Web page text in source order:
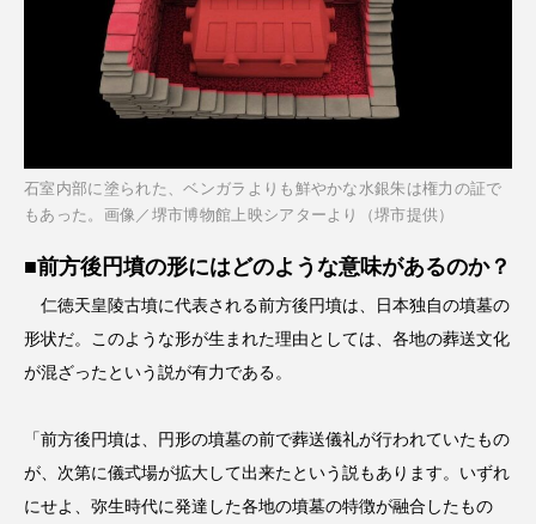
石室内部に塗られた、ベンガラよりも鮮やかな水銀朱は権力の証で
もあった。画像／堺市博物館上映シアターより（堺市提供）
■前方後円墳の形にはどのような意味があるのか？
仁徳天皇陵古墳に代表される前方後円墳は、日本独自の墳墓の
形状だ。このような形が生まれた理由としては、各地の葬送文化
が混ざったという説が有力である。
「前方後円墳は、円形の墳墓の前で葬送儀礼が行われていたもの
が、次第に儀式場が拡大して出来たという説もあります。いずれ
にせよ、弥生時代に発達した各地の墳墓の特徴が融合したもの